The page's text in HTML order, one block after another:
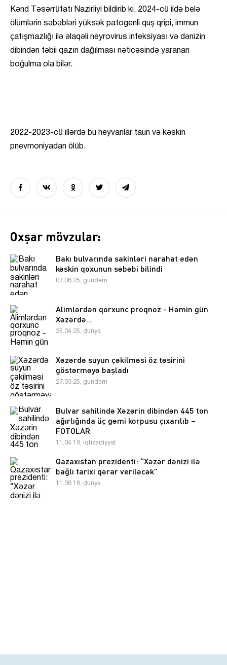
Kənd Təsərrüfatı Nazirliyi bildirib ki, 2024-cü ildə belə
ölümlərin səbəbləri yüksək patogenli quş qripi, immun
çatışmazlığı ilə əlaqəli neyrovirus infeksiyası və dənizin
dibindən təbii qazın dağılması nəticəsində yaranan
boğulma ola bilər.
2022-2023-cü illərdə bu heyvanlar taun və kəskin
pnevmoniyadan ölüb.
Oxşar mövzular:
Bakı bulvarında sakinləri narahat edən
kəskin qoxunun səbəbi bilindi
07.06.25, gundem
Alimlərdən qorxunc proqnoz - Həmin gün
Xəzərdə...
25.04.25, dunya
Xəzərdə suyun çəkilməsi öz təsirini
göstərməyə başladı
27.03.25, gundem
Bulvar sahilində Xəzərin dibindən 445 ton
ağırlığında üç gəmi korpusu çıxarılıb –
FOTOLAR
11.04.19, iqtisadiyyat
Qazaxıstan prezidenti: “Xəzər dənizi ilə
bağlı tarixi qərar veriləcək”
11.08.18, dunya